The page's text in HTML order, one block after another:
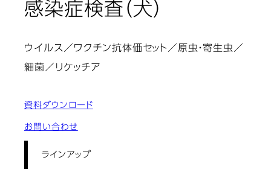
感染症検査（犬）
ウイルス／ワクチン抗体価セット／原虫・寄生虫／
細菌／リケッチア
資料ダウンロード
お問い合わせ
ラインアップ